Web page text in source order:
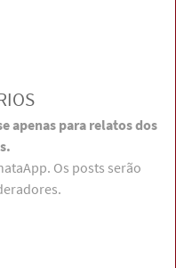
apenas para relatos dos
Os posts serão